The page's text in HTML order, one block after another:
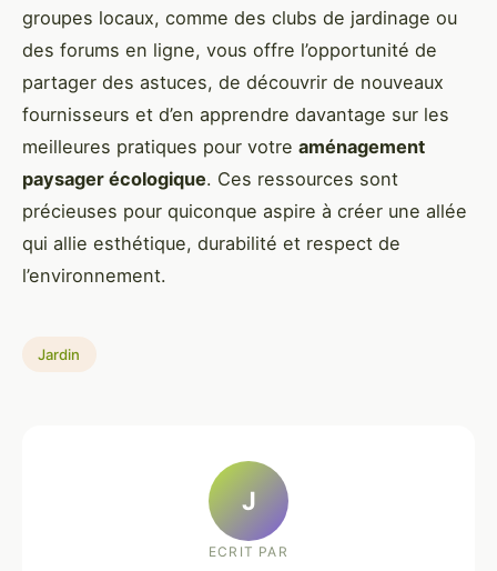
groupes locaux, comme des clubs de jardinage ou
des forums en ligne, vous offre l’opportunité de
partager des astuces, de découvrir de nouveaux
fournisseurs et d’en apprendre davantage sur les
meilleures pratiques pour votre aménagement
paysager écologique. Ces ressources sont
précieuses pour quiconque aspire à créer une allée
qui allie esthétique, durabilité et respect de
l’environnement.
Jardin
J
ECRIT PAR